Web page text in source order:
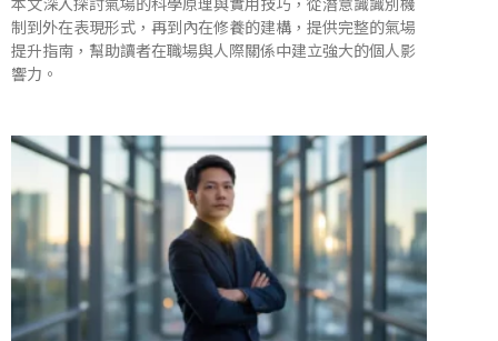
制到外在表現形式，再到內在修養的建構，提供完整的氣場
提升指南，幫助讀者在職場與人際關係中建立強大的個人影
響力。